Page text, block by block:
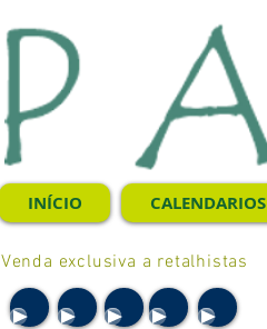
INÍCIO CALENDARIOS
Venda exclusiva a retalhistas